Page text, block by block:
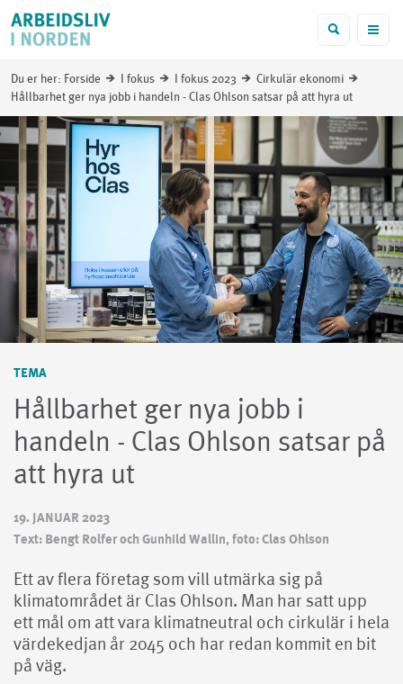
f
Du er her: Forside i I fokus i I fokus 2023 i Cirkulär ekonomi i
Hållbarhet ger nya jobb i handeln - Clas Ohlson satsar på att hyra ut
TEMA
Hållbarhet ger nya jobb i
handeln - Clas Ohlson satsar på
att hyra ut
19. JANUAR 2023
Text: Bengt Rolfer och Gunhild Wallin, foto: Clas Ohlson
Ett av flera företag som vill utmärka sig på
klimatområdet är Clas Ohlson. Man har satt upp
ett mål om att vara klimatneutral och cirkulär i hela
värdekedjan år 2045 och har redan kommit en bit
på väg.